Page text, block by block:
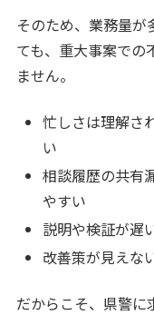
そのため、業務量が
ても、重大事案での
ません。
忙しさは理解さ
い
相談履歴の共有
やすい
説明や検証が遅
改善策が見えな
だからこそ、県警に